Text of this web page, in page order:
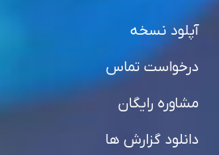
آپلود نسخه
درخواست تماس
مشاوره رایگان
دانلود گزارش ها